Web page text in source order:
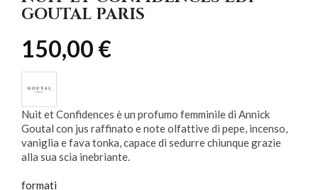
GOUTAL PARIS
150,00 €
Nuit et Confidences è un profumo femminile di Annick
Goutal con jus raffinato e note olfattive di pepe, incenso,
vaniglia e fava tonka, capace di sedurre chiunque grazie
alla sua scia inebriante.
formati